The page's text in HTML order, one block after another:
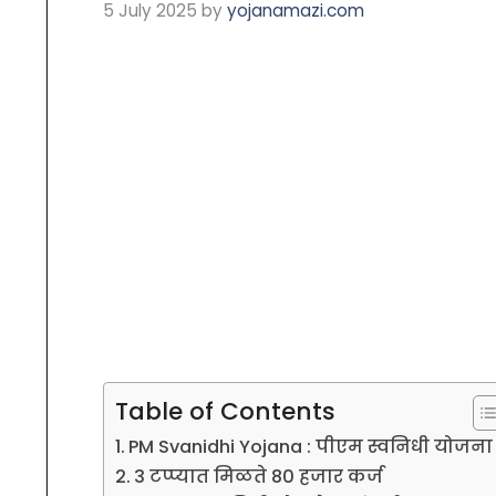
5 July 2025 by yojanamazi.com
Table of Contents
PM Svanidhi Yojana : पीएम स्वनिधी योजना
3 टप्प्यात मिळते 80 हजार कर्ज